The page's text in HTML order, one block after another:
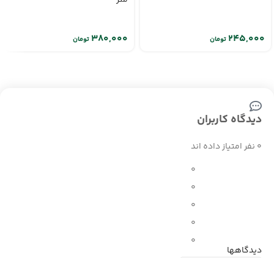
تومان تومان
دیدگاه کاربران
0 نفر امتیاز داده اند
0
0
0
0
0
دیدگاهها